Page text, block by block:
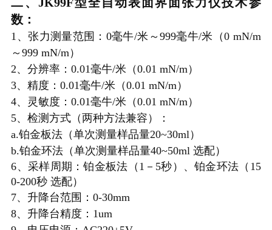
数：
1、张力测量范围：0毫牛/米～999毫牛/米（0 mN/m
～999 mN/m）
2、分辨率：0.01毫牛/米（0.01 mN/m）
3、精度：0.01毫牛/米（0.01 mN/m）
4、灵敏度：0.01毫牛/米（0.01 mN/m）
5、检测方式（两种方法兼容）：
a.铂金板法（单次测量样品量20~30ml）
b.铂金环法（单次测量样品量40~50ml 选配）
6、采样周期：铂金板法（1－5秒）、铂金环法（15
0-200秒 选配）
7、升降台范围：0-30mm
8、升降台精度：1um